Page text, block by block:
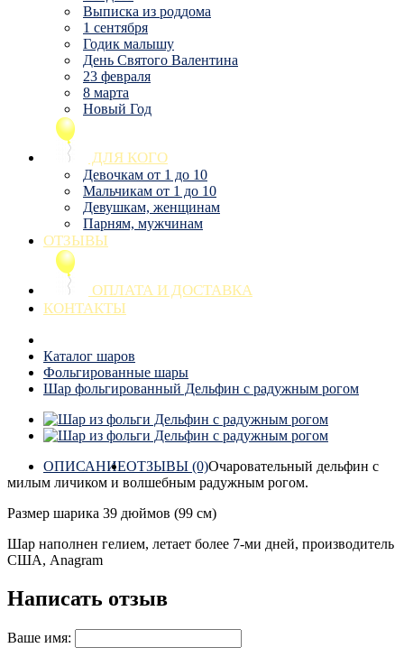
Выписка из роддома
1 сентября
Годик малышу
День Святого Валентина
23 февраля
8 марта
Новый Год
ДЛЯ КОГО
Девочкам от 1 до 10
Мальчикам от 1 до 10
Девушкам, женщинам
Парням, мужчинам
ОТЗЫВЫ
ОПЛАТА И ДОСТАВКА
КОНТАКТЫ
Каталог шаров
Фольгированные шары
Шар фольгированный Дельфин с радужным рогом
ОПИСАНИЕОТЗЫВЫ (0)Очаровательный дельфин с
милым личиком и волшебным радужным рогом.
Размер шарика 39 дюймов (99 см)
Шар наполнен гелием, летает более 7-ми дней, производитель
США, Anagram
Написать отзыв
Ваше имя: